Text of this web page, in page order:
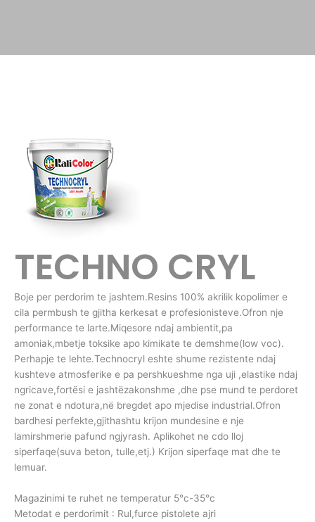
TECHNO CRYL
Boje per perdorim te jashtem.Resins 100% akrilik kopolimer e
cila permbush te gjitha kerkesat e profesionisteve.Ofron nje
performance te larte.Miqesore ndaj ambientit,pa
amoniak,mbetje toksike apo kimikate te demshme(low voc).
Perhapje te lehte.Technocryl eshte shume rezistente ndaj
kushteve atmosferike e pa pershkueshme nga uji ,elastike ndaj
ngricave,fortësi e jashtëzakonshme ,dhe pse mund te perdoret
ne zonat e ndotura,në bregdet apo mjedise industrial.Ofron
bardhesi perfekte,gjithashtu krijon mundesine e nje
lamirshmerie pafund ngjyrash. Aplikohet ne cdo lloj
siperfaqe(suva beton, tulle,etj.) Krijon siperfaqe mat dhe te
lemuar.
Magazinimi te ruhet ne temperatur 5°c-35°c
Metodat e perdorimit : Rul,furce pistolete ajri